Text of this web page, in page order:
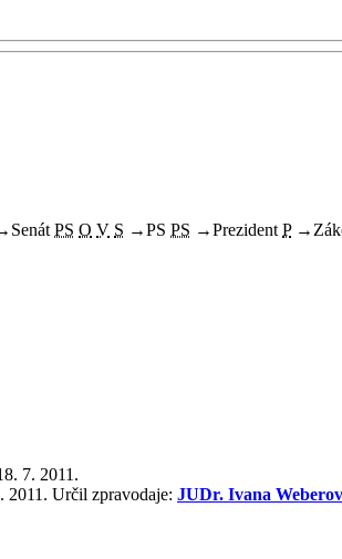
Senát PS O V S →PS PS →Prezident P →
7. 2011.
2011. Určil zpravodaje: JUDr. Ivana